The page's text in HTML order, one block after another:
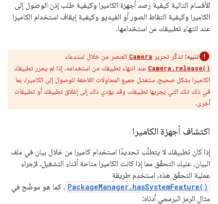
الأقسام التالية كيفية رصد أجهزة الكاميرا وكيفية طلب إذن الوصول إلى
الكاميرا وكيفية التقاط الصور أو الفيديو وكيفية إيقاف استخدام الكاميرا
عند انتهاء تطبيقك من استخدامها.
تنبيه: تذكَّر تحرير Camera العنصر من خلال استدعاء
Camera.release() عند انتهاء تطبيقك من استخدامه. إذا لم يحرر تطبيقك
الكاميرا بشكل صحيح، ستفشل جميع المحاولات اللاحقة للوصول إلى الكاميرا، بما
في ذلك تلك التي يجريها تطبيقك، وقد يؤدي ذلك إلى إغلاق تطبيقك أو تطبيقات
أخرى.
اكتشاف أجهزة الكاميرا
إذا كان تطبيقك لا يتطلّب تحديدًا استخدام كاميرا من خلال بيان في ملف
البيان، عليك التحقّق مما إذا كانت الكاميرا متاحة أثناء التشغيل. لإجراء
عملية التحقّق هذه، استخدِم طريقة
PackageManager.hasSystemFeature() ، كما هو موضّح في
مثال الرمز البرمجي أدناه: